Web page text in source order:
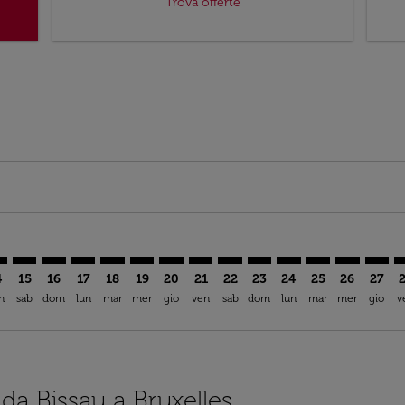
15
sab
16
dom
17
lun
18
mar
19
mer
OXB–BRU: cmp-view-offers-
20
gio
OXB–BRU: cmp-view-offers-
21
ven
OXB–BRU: cmp-view-
22
sab
OXB–BRU: cmp-view-
23
dom
OXB–BRU: cmp-
24
lun
OXB–BRU:
25
mar
26
mer
27
gio